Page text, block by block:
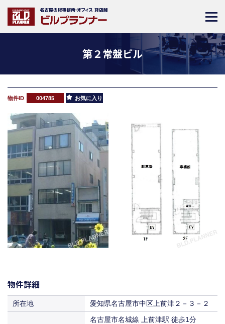
第２常盤ビル
物件ID 004785 お気に入り
物件詳細
所在地 愛知県名古屋市中区上前津２－３－２
名古屋市名城線 上前津駅 徒歩1分